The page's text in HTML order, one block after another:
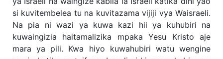
si kuvitembelea tu na kuvitazama vijiji vya Waisraeli.
Na pia ni wazi ya kuwa kazi hii ya kuhubiri na
kuwaingizia haitamalizika mpaka Yesu Kristo aje
mara ya pili. Kwa hiyo kuwahubiri watu wengine